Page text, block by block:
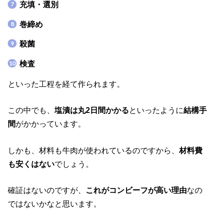
充填・選別
巻締め
殺菌
検査
といった工程を経て作られます。
この中でも、塩漬は丸2日間かかるといったように結構手
間がかかっています。
しかも、材料も牛肉が使われているのですから、材料費
も安くはないでしょう。
確証はないのですが、 これがコンビーフが高い理由なの
ではないかなと思います。